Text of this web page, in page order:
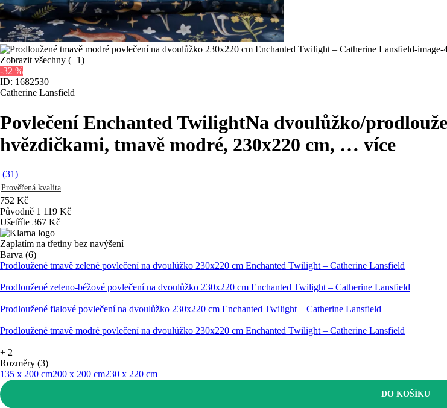
Zobrazit všechny (+1)
-32 %
ID: 1682530
Catherine Lansfield
Povlečení Enchanted TwilightNa dvoulůžko/
hvězdičkami, tmavě modré, 230x220 cm, … více
(31)
Prověřená kvalita
752 Kč
Původně 1 119 Kč
Ušetříte 367 Kč
Zaplatím na třetiny bez navýšení
Barva (6)
Prodloužené tmavě zelené povlečení na dvoulůžko 230x220 cm Enchanted Twilight – Catherine Lansfield
Prodloužené zeleno-béžové povlečení na dvoulůžko 230x220 cm Enchanted Twilight – Catherine Lansfield
Prodloužené fialové povlečení na dvoulůžko 230x220 cm Enchanted Twilight – Catherine Lansfield
Prodloužené tmavě modré povlečení na dvoulůžko 230x220 cm Enchanted Twilight – Catherine Lansfield
+ 2
Rozměry (3)
135 x 200 cm200 x 200 cm230 x 220 cm
DO KOŠÍKU